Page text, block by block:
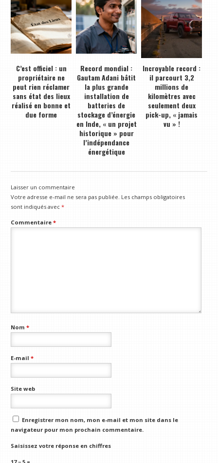
C’est officiel : un
propriétaire ne
peut rien réclamer
sans état des lieux
réalisé en bonne et
due forme
Record mondial :
Gautam Adani bâtit
la plus grande
installation de
batteries de
stockage d’énergie
en Inde, « un projet
historique » pour
l’indépendance
énergétique
Incroyable record :
il parcourt 3,2
millions de
kilomètres avec
seulement deux
pick-up, « jamais
vu » !
Laisser un commentaire
Votre adresse e-mail ne sera pas publiée. Les champs obligatoires
sont indiqués avec*
Commentaire*
Nom*
E-mail*
Site web
Enregistrer mon nom, mon e-mail et mon site dans le
navigateur pour mon prochain commentaire.
Saisissez votre réponse en chiffres